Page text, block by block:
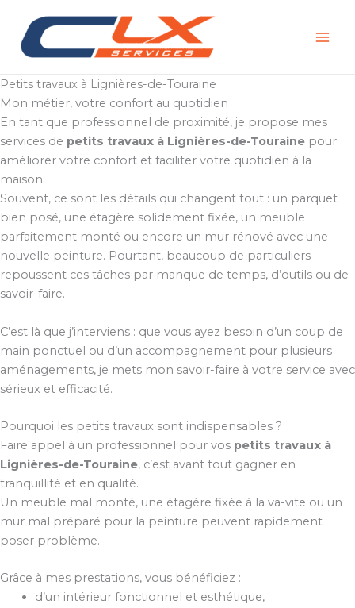
contenu
Petits travaux à Lignières-de-Touraine
Mon métier, votre confort au quotidien
En tant que professionnel de proximité, je propose mes
services de petits travaux à Lignières-de-Touraine pour
améliorer votre confort et faciliter votre quotidien à la
maison.
Souvent, ce sont les détails qui changent tout : un parquet
bien posé, une étagère solidement fixée, un meuble
parfaitement monté ou encore un mur rénové avec une
nouvelle peinture. Pourtant, beaucoup de particuliers
repoussent ces tâches par manque de temps, d’outils ou de
savoir-faire.
C’est là que j’interviens : que vous ayez besoin d’un coup de
main ponctuel ou d’un accompagnement pour plusieurs
aménagements, je mets mon savoir-faire à votre service avec
sérieux et efficacité.
Pourquoi les petits travaux sont indispensables ?
Faire appel à un professionnel pour vos petits travaux à
Lignières-de-Touraine, c’est avant tout gagner en
tranquillité et en qualité.
Un meuble mal monté, une étagère fixée à la va-vite ou un
mur mal préparé pour la peinture peuvent rapidement
poser problème.
Grâce à mes prestations, vous bénéficiez :
d’un intérieur fonctionnel et esthétique,